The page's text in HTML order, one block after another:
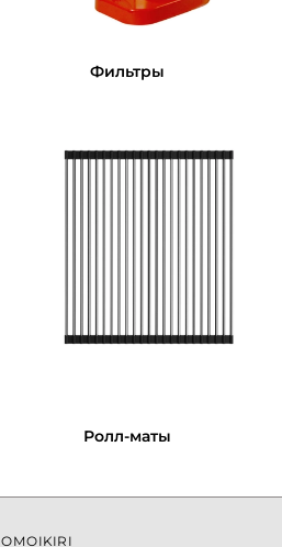
Фильтры
Ролл-маты
OMOIKIRI